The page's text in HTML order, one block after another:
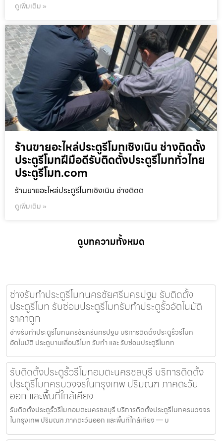
ดูเพิ่มเติม »
ร้านขายอะไหล่ประตูรีโมทเชิงเนิน ช่างติดตั้ง
ประตูรีโมทฝีมือดีรับติดตั้งประตูรีโมททั่วไทย
ประตูรีโมท.com
ร้านขายอะไหล่ประตูรีโมทเชิงเนิน ช่างติดต
ดูเพิ่มเติม »
ดูบทความทั้งหมด
ช่างรับทำประตูรีโมทนครชัยศรีนครปฐม รับติดตั้ง
ประตูรีโมท รับซ่อมประตูรีโมทรับทำประตูรั้วอัตโนมัติ
ราคาถูก
ช่างรับทำประตูรีโมทนครชัยศรีนครปฐม บริการติดตั้งประตูรั้วรีโมท
อัตโนมัติ ประตูบานเลื่อนรีโมท รับทำ และ รับซ่อมประตูรีโมทท
รับติดตั้งประตูรั้วรีโมทอมตะนครชลบุรี บริการติดตั้ง
ประตูรีโมทครบวงจรในกรุงเทพ ปริมณฑ ภาคตะวัน
ออก และพื้นที่ใกล้เคียง
รับติดตั้งประตูรั้วรีโมทอมตะนครชลบุรี บริการติดตั้งประตูรีโมทครบวงจร
ในกรุงเทพ ปริมณฑ ภาคตะวันออก และพื้นที่ใกล้เคียง — บ